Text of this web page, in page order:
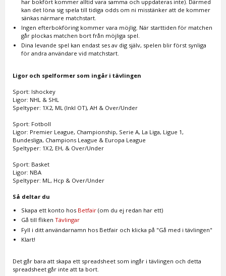
har bokfört kommer alltid vara samma och uppdateras inte). Därmed
kan det löna sig spela till tidiga odds om ni misstänker att de kommer
sänkas närmare matchstart.
Ingen efterbokföring kommer vara möjlig. När starttiden för matchen
går plockas matchen bort från möjliga spel.
Dina levande spel kan endast ses av dig själv, spelen blir först synliga
för andra användare vid matchstart.
Ligor och spelformer som ingår i tävlingen
Sport: Ishockey
Ligor: NHL & SHL
Speltyper: 1X2, ML (Inkl OT), AH & Over/Under
Sport: Fotboll
Ligor: Premier League, Championship, Serie A, La Liga, Ligue 1,
Bundesliga, Champions League & Europa League
Speltyper: 1X2, EH, & Over/Under
Sport: Basket
Ligor: NBA
Speltyper: ML, Hcp & Over/Under
Så deltar du
Skapa ett konto hos Betfair (om du ej redan har ett)
Gå till flikenTävlingar
Fyll i ditt användarnamn hos Betfair och klicka på "Gå med i tävlingen"
Klart!
Det går bara att skapa ett spreadsheet som ingår i tävlingen och detta
spreadsheet går inte att ta bort.